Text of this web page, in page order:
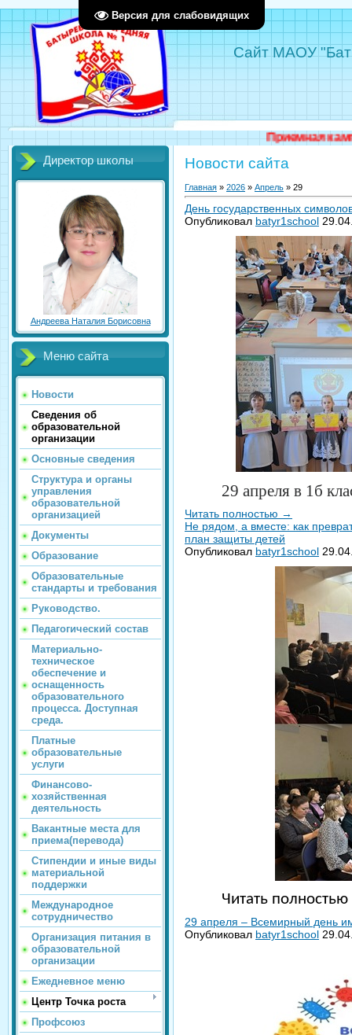
Версия для слабовидящих
Сайт МАОУ
Приемная кампания в
Директор школы
Андреева Наталия Борисовна
Меню сайта
Новости
Сведения об
образовательной
организации
Основные сведения
Структура и органы
управления
образовательной
организацией
Документы
Образование
Образовательные
стандарты и требования
Руководство.
Педагогический состав
Материально-
техническое
обеспечение и
оснащенность
образовательного
процесса. Доступная
среда.
Платные
образовательные
услуги
Финансово-
хозяйственная
деятельность
Вакантные места для
приема(перевода)
Стипендии и иные виды
материальной
поддержки
Международное
сотрудничество
Организация питания в
образовательной
организации
Ежедневное меню
Центр Точка роста
Профсоюз
Новости сайта
Главная » 2026 » Апрель » 29
День государственных
Опубликовал batyr1school
29 апреля в 1б
Читать полностью →
Не рядом, а вместе: как
план защиты детей
Опубликовал batyr1school
Читать полностью
29 апреля – Всемирный день
Опубликовал batyr1school